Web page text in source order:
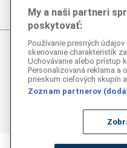
RSS
© 2026
Všetky práva vyhradené.
správ a fotografií
My a naši partneri
poskytovať:
Používanie presných
skenovanie charakteristík
Uchovávanie alebo prístup
Personalizovaná reklama a
prieskum cieľových skupín
Zoznam partnerov